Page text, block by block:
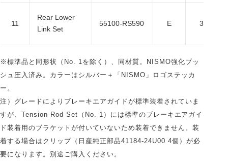
11
Rear Lower
Link Set
55100-RS590 E 37,400
※標準品と同形状（No. 1を除く）、同材質。NISMO強化ブッ
シュ圧入済み。カラーはシルバー＋「NISMO」ロゴステッカ
ー。
注）グレードによりブレーキエアガイドが標準装着されていま
すが、Tension Rod Set（No. 1）には標準のブレーキエアガイ
ド装着用のブラケットが付いていないため装着できません。装
着する場合はクリップ（日産純正部品41184-24U00 4個）が必
要になります。別途ご購入ください。